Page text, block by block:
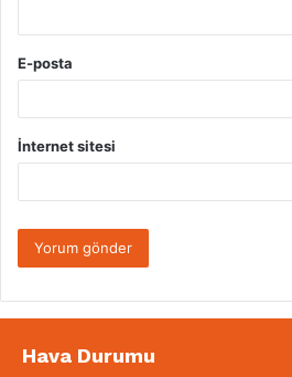
E-posta
İnternet sitesi
Hava Durumu